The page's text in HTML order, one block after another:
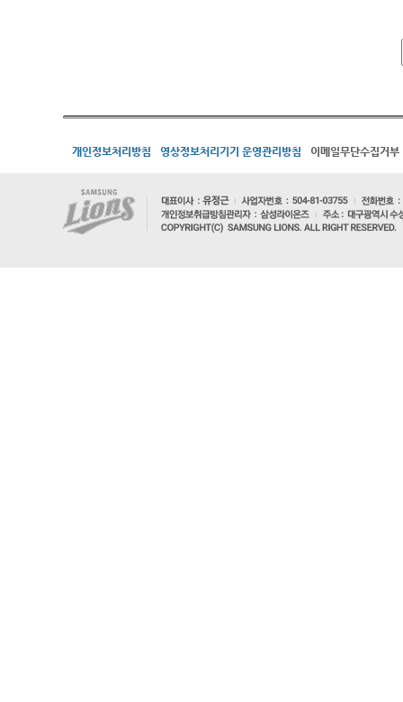
개인정보처리방침 영상정보처리기기 운영관리방침 이메일무단수집거부